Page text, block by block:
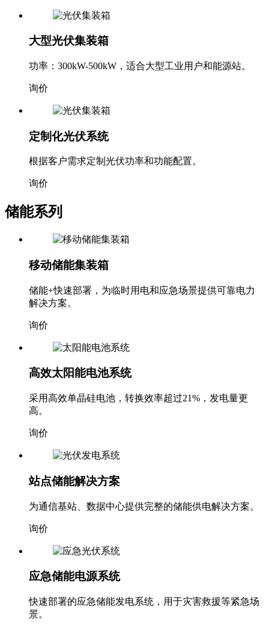
大型光伏集装箱
功率：300kW-500kW，适合大型工业用户和能源站。
询价
定制化光伏系统
根据客户需求定制光伏功率和功能配置。
询价
储能系列
移动储能集装箱
储能+快速部署，为临时用电和应急场景提供可靠电力
解决方案。
询价
高效太阳能电池系统
采用高效单晶硅电池，转换效率超过21%，发电量更
高。
询价
站点储能解决方案
为通信基站、数据中心提供完整的储能供电解决方案。
询价
应急储能电源系统
快速部署的应急储能发电系统，用于灾害救援等紧急场
景。